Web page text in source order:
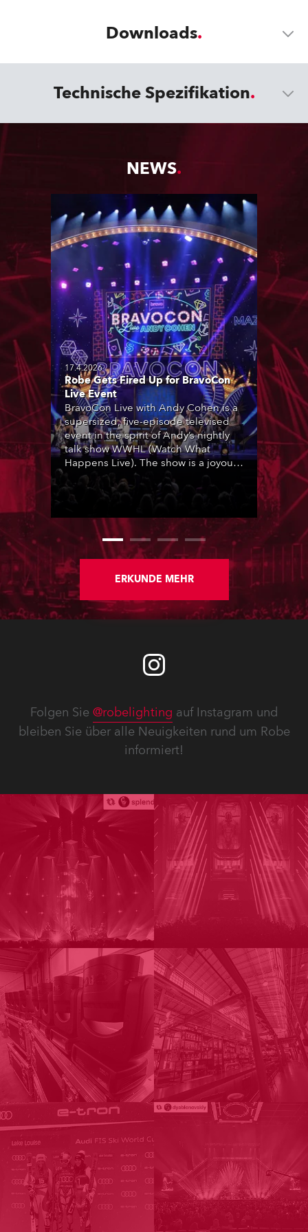
Downloads
Technische Spezifikation
NEWS
17.4.2026
Robe Gets Fired Up for BravoCon
Live Event
BravoCon Live with Andy Cohen is a
supersized, five-episode televised
event in the spirit of Andy’s nightly
talk show WWHL (Watch What
Happens Live). The show is a joyous,
upbeat celebration of the world of
Bravo’s most popular reality shows
celebrities (Bravolebrities) who make
them rock.
ERKUNDE MEHR
Folgen Sie @robelighting auf Instagram und
bleiben Sie über alle Neuigkeiten rund um Robe
informiert!